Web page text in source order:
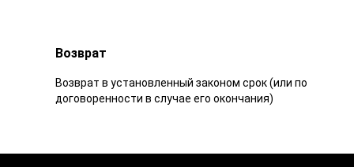
Возврат
Возврат в установленный законом срок (или по
договоренности в случае его окончания)